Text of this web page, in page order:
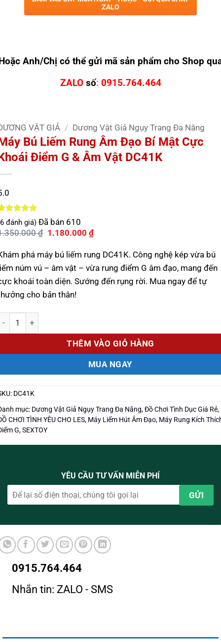
ZALO
Anh/Chị có thể gửi mã sản phẩm cho Shop
ZALO số: 0915.764.464
VẬT GIẢ / Dương Vật Giả Ngụy Trang Đa Năng
Bú Liếm Rung Âm Đạo Bí Mật Cực
Điểm G & Âm Vật DC41K
trên 5
trên
giá
6 đánh giá) Đã bán 610
₫ Giá
là:
1.350.000 ₫.
1.180.000₫Giá
là:
1.180.000 ₫.
phá máy bú liếm rung DC41K. Công nghệ kép vừa bú
núm vú – âm vật – vừa rung điểm G âm đạo, mang đến
khoái toàn diện. Sướng đến rụng rời. Mua ngay để tự
cho bản thân!
lượng
THÊM VÀO GIỎ HÀNG
MUA NGAY
DC41K
mục: Dương Vật Giả Ngụy Trang Đa Năng,Đồ Chơi Tình Dục Giá Rẻ,
CHƠI TÌNH YÊU CHO LES, Máy Liếm Hút Âm Đạo, Máy Rung Kích
G,SEXTOY
YÊU CẦU TƯ VẤN MIỄN PHÍ
0915.764.464
Nhắn tin: ZALO - SMS